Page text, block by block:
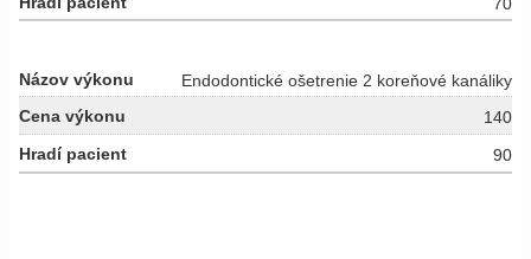
Endodontické ošetrenie 2 koreňové kanáliky
140
90